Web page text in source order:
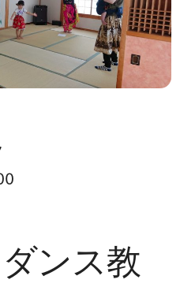
ンス教